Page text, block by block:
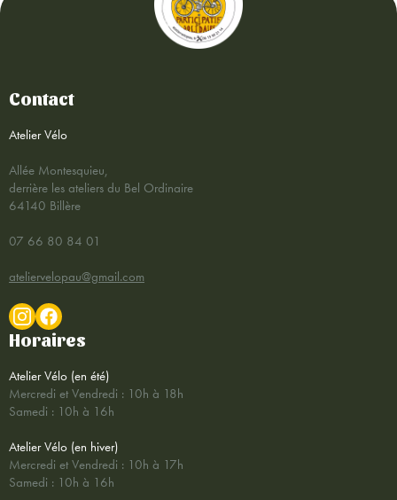
Contact
Atelier Vélo
Allée Montesquieu,
derrière les ateliers du Bel Ordinaire
64140 Billère
07 66 80 84 01
ateliervelopau@gmail.com
Horaires
Atelier Vélo (en été)
Mercredi et Vendredi : 10h à 18h
Samedi : 10h à 16h
Atelier Vélo (en hiver)
Mercredi et Vendredi : 10h à 17h
Samedi : 10h à 16h